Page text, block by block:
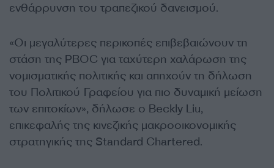
ενθάρρυνση του τραπεζικού δανεισμού.
«Οι μεγαλύτερες περικοπές επιβεβαιώνουν τη
στάση της PBOC για ταχύτερη χαλάρωση της
νομισματικής πολιτικής και απηχούν τη δήλωση
του Πολιτικού Γραφείου για πιο δυναμική μείωση
των επιτοκίων», δήλωσε ο Beckly Liu,
επικεφαλής της κινεζικής μακροοικονομικής
στρατηγικής της Standard Chartered.